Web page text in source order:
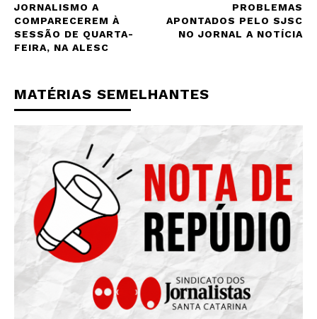
JORNALISMO A
COMPARECEREM À
SESSÃO DE QUARTA-
FEIRA, NA ALESC
PROBLEMAS
APONTADOS PELO SJSC
NO JORNAL A NOTÍCIA
MATÉRIAS SEMELHANTES